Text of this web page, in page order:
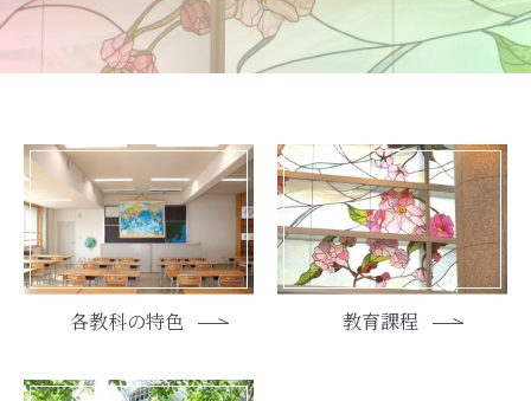
入試案内
文化祭
創立100周年
在校生・保護者の方へ
卒業生の方へ
アクセス
サイトポリシー・プライ
バシーポリシー
お問い合わせ
資料請求
各教科の特色 教育課程